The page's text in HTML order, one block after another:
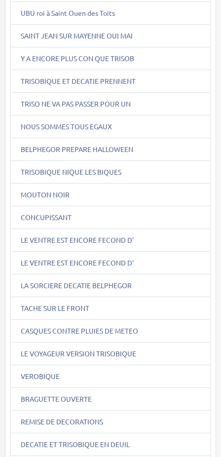
UBU roi à Saint Ouen des Toits
SAINT JEAN SUR MAYENNE OUI MAI
Y A ENCORE PLUS CON QUE TRISOB
TRISOBIQUE ET DECATIE PRENNENT
TRISO NE VA PAS PASSER POUR UN
NOUS SOMMES TOUS EGAUX
BELPHEGOR PREPARE HALLOWEEN
TRISOBIQUE NIQUE LES BIQUES
MOUTON NOIR
CONCUPISSANT
LE VENTRE EST ENCORE FECOND D'
LE VENTRE EST ENCORE FECOND D'
LA SORCIERE DECATIE BELPHEGOR
TACHE SUR LE FRONT
CASQUES CONTRE PLUIES DE METEO
LE VOYAGEUR VERSION TRISOBIQUE
VEROBIQUE
BRAGUETTE OUVERTE
REMISE DE DECORATIONS
DECATIE ET TRISOBIQUE EN DEUIL